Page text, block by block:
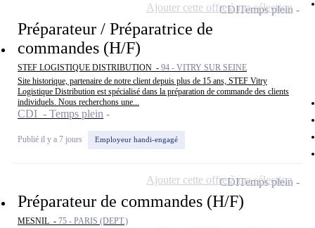
Préparateur / Préparatrice de
commandes (H/F)
STEF LOGISTIQUE DISTRIBUTION - 94 - VITRY SUR SEINE
Site historique, partenaire de notre client depuis plus de 15 ans, STEF Vitry
Logistique Distribution est spécialisé dans la préparation de commande des clients
individuels. Nous recherchons une...
CDI - Temps plein
Publié il y a 7 jours Employeur handi-engagé
CDITemps plein
Ajouter cette offre à ma sélection
Préparateur de commandes (H/F)
MESNIL - 75 - PARIS (DEPT.)
CDITemps plein
Ajouter cette offre à ma sélection